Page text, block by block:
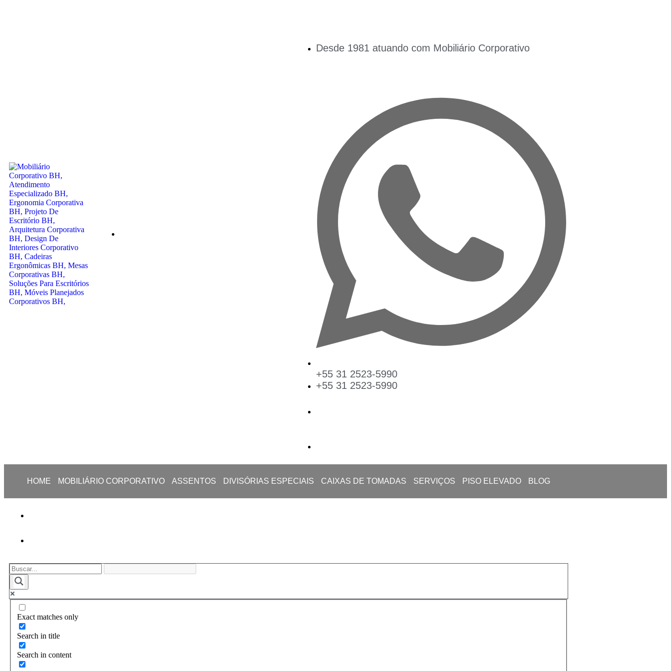
Desde 1981 atuando com Mobiliário Corporativo
+55 31 2523-5990
+55 31 2523-5990
HOME MOBILIÁRIO CORPORATIVO ASSENTOS DIVISÓRIAS ESPECIAIS CAIXAS DE TOMADAS SERVIÇOS PISO ELEVADO BLOG
Exact matches only
Search in title
Search in content